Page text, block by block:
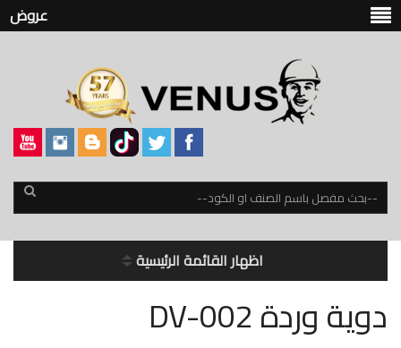
عروض
اظهار القائمة الرئيسية
دوية وردة DV-002